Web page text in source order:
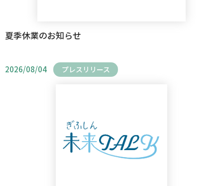
夏季休業のお知らせ
2026/08/04 プレスリリース